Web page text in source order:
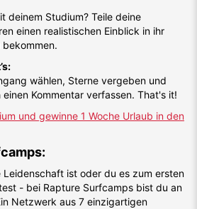
deinem Studium? Teile deine
einen realistischen Einblick in ihr
wählen, Sterne vergeben und
Kommentar verfassen. That's it!
und gewinne 1 Woche Urlaub in den
ist oder du es zum ersten
- bei Rapture Surfcamps bist du an
Netzwerk aus 7 einzigartigen